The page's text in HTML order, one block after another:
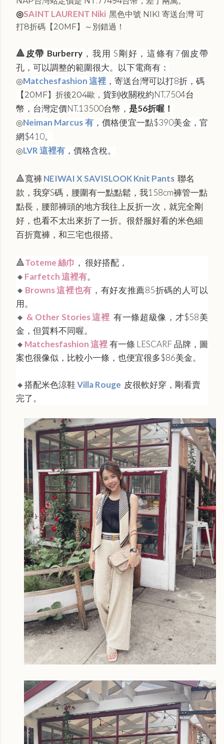
◎SAINT LAURENT Niki 黑色中號 NIKI 寄送台灣 可
打8折碼【20MF】～別錯過！
🔺 皮帶 Burberry，我用 S剛好，這條有7個皮帶
孔，可以調整的範圍很大。以下電商有：
◎Matchesfashion 這裡 ，寄送台灣可以打8折，碼
【20MF】折後204歐， 貨到收關稅約NT.7504台
幣 ，台灣定價NT.13500台幣 ， 是56折喔！
◎Neiman Marcus 有，價格便宜一點$390美金，官
網$410。
◎LVR 這裡有 ，價格含稅。
🔺寬褲NEIWAI X SAVISLOOK Knit Pants 聯名
款，我穿S碼，腰圍有一點點鬆，我158cm褲管一點
點長，腰部褲頭的地方我往上反折一次，就完全剛
好，也看不太出來折了一折。很舒服好看的米色細
百折寬褲，和三宅也很搭。
🔺Toteme 絲巾 ， 很好搭配，
🔸 Farfetch 這裡有。
🔸 Browns 這裡也有 ，有好友推薦85折碼的人可以
用。
🔸 & Other Stories 這裡 有一條超級像，才$58美
金，但質料不同喔。
🔸 Matchesfashion 這裡有一條 LESCARF 品牌，圖
案也很像似，比較小一條，也便宜很多$86美金。
🔸搭配米色涼鞋Villa Rouge 皮很軟好穿，剛看賣
完了。